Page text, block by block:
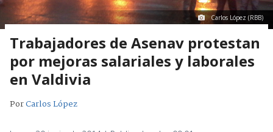
Carlos López (RBB)
Trabajadores de Asenav protestan
por mejoras salariales y laborales
en Valdivia
PorCarlos López